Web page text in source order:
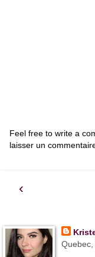
Feel free to write a
laisser un
‹